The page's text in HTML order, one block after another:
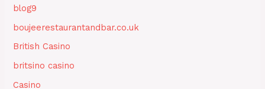
blog9
boujeerestaurantandbar.co.uk
British Casino
britsino casino
Casino